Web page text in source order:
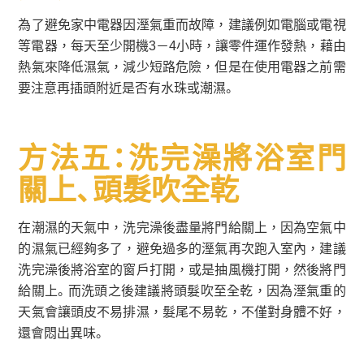
為了避免家中電器因溼氣重而故障，建議例如電腦或電視
等電器，每天至少開機3－4小時，讓零件運作發熱，藉由
熱氣來降低濕氣，減少短路危險，但是在使用電器之前需
要注意再插頭附近是否有水珠或潮濕。
方法五：洗完澡將浴室門
關上、頭髮吹全乾
在潮濕的天氣中，洗完澡後盡量將門給關上，因為空氣中
的濕氣已經夠多了，避免過多的溼氣再次跑入室內，建議
洗完澡後將浴室的窗戶打開，或是抽風機打開，然後將門
給關上。而洗頭之後建議將頭髮吹至全乾，因為溼氣重的
天氣會讓頭皮不易排濕，髮尾不易乾，不僅對身體不好，
還會悶出異味。